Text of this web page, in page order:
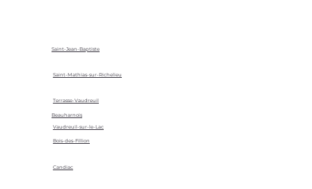
Saint-Jean-Baptiste
Saint-Mathias-sur-Richelieu
Terrasse-Vaudreuil
Vaudreuil-sur-le-Lac
Beauharnois
Bois-des-Fillion
Candiac